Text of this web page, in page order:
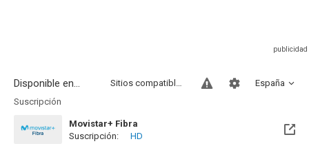
Disponible en... España
Sitios compatibles
Suscripción
Movistar+ Fibra
Disponible hasta el Vie, 01 Ene 2100 (Quedan 73 años)
Suscripción: HD